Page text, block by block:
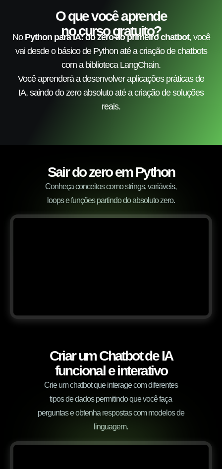
O que você aprende
no curso gratuito?
No Python para IA: do zero ao primeiro chatbot, você
vai desde o básico de Python até a criação de chatbots
com a biblioteca LangChain.
Você aprenderá a desenvolver aplicações práticas de
IA, saindo do zero absoluto até a criação de soluções
reais.
Sair do zero em Python
Conheça conceitos como strings, variáveis,
loops e funções partindo do absoluto zero.
Criar um Chatbot de IA
funcional e interativo
Crie um chatbot que interage com diferentes
tipos de dados permitindo que você faça
perguntas e obtenha respostas com modelos de
linguagem.